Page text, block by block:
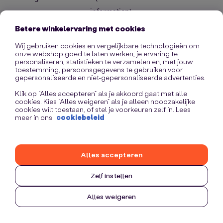
information).
Betere winkelervaring met cookies
Wij gebruiken cookies en vergelijkbare technologieën om
onze webshop goed te laten werken, je ervaring te
personaliseren, statistieken te verzamelen en, met jouw
toestemming, persoonsgegevens te gebruiken voor
gepersonaliseerde en niet-gepersonaliseerde advertenties.
Klik op “Alles accepteren” als je akkoord gaat met alle
cookies. Kies “Alles weigeren” als je alleen noodzakelijke
cookies wilt toestaan, of stel je voorkeuren zelf in. Lees
meer in ons cookiebeleid
Zelf instellen
Alles weigeren
Alles accepteren